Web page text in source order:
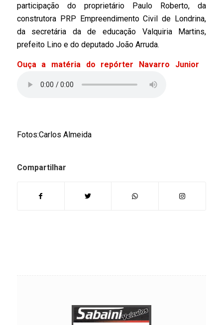
participação do proprietário Paulo Roberto, da
construtora PRP Empreendimento Civil de Londrina,
da secretária da de educação Valquiria Martins,
prefeito Lino e do deputado João Arruda.
Ouça a matéria do repórter Navarro Junior
Fotos:Carlos Almeida
Compartilhar